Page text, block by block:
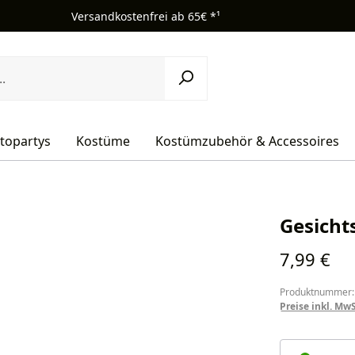
Versandkostenfrei ab 65€ *¹
Kostüme Kostümzubehör & Accessoires
Regulärer
7,99 €
Preise inkl.